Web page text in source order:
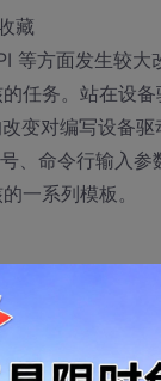
藏
等方面发生较大
任务。站在设
变对编写设备
、命令行输入
一系列模板。
道当前使用的